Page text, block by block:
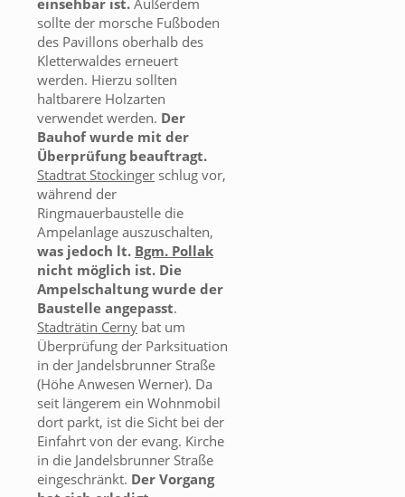
einsehbar ist. Außerdem
sollte der morsche Fußboden
des Pavillons oberhalb des
Kletterwaldes erneuert
werden. Hierzu sollten
haltbarere Holzarten
verwendet werden. Der
Bauhof wurde mit der
Überprüfung beauftragt.
Stadtrat Stockinger schlug vor,
während der
Ringmauerbaustelle die
Ampelanlage auszuschalten,
was jedoch lt. Bgm. Pollak
nicht möglich ist. Die
Ampelschaltung wurde der
Baustelle angepasst.
Stadträtin Cerny bat um
Überprüfung der Parksituation
in der Jandelsbrunner Straße
(Höhe Anwesen Werner). Da
seit längerem ein Wohnmobil
dort parkt, ist die Sicht bei der
Einfahrt von der evang. Kirche
in die Jandelsbrunner Straße
eingeschränkt. Der Vorgang